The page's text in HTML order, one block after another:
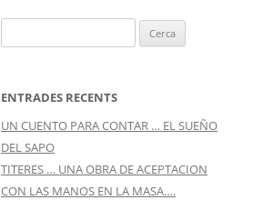
ENTRADES RECENTS
UN CUENTO PARA CONTAR … EL SUEÑO
DEL SAPO
TITERES … UNA OBRA DE ACEPTACION
CON LAS MANOS EN LA MASA….
Treballa amb nosaltres